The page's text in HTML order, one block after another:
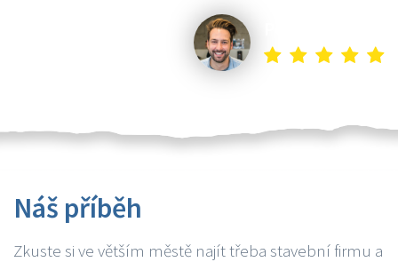
Náš příběh
Zkuste si ve větším městě najít třeba stavební firmu a